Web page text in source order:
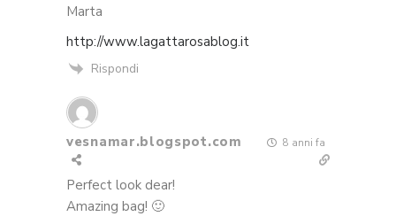
Marta
http://www.lagattarosablog.it
Rispondi
vesnamar.blogspot.com 8 anni fa
Perfect look dear!
Amazing bag! 🙂